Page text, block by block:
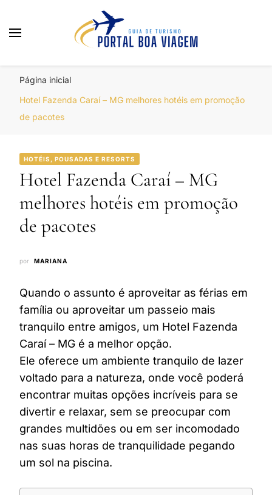
Página inicial
Hotel Fazenda Caraí – MG melhores hotéis em promoção
de pacotes
HOTÉIS, POUSADAS E RESORTS
Hotel Fazenda Caraí – MG
melhores hotéis em promoção
de pacotes
por MARIANA
Quando o assunto é aproveitar as férias em
família ou aproveitar um passeio mais
tranquilo entre amigos, um Hotel Fazenda
Caraí – MG é a melhor opção.
Ele oferece um ambiente tranquilo de lazer
voltado para a natureza, onde você poderá
encontrar muitas opções incríveis para se
divertir e relaxar, sem se preocupar com
grandes multidões ou em ser incomodado
nas suas horas de tranquilidade pegando
um sol na piscina.